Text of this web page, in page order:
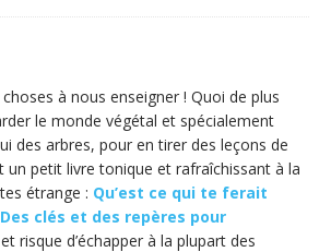
à nous enseigner ! Quoi de plus
le monde végétal et spécialement
des arbres, pour en tirer des leçons de
un petit livre tonique et rafraîchissant à la
étrange : Qu’est ce qui te ferait
clés et des repères pour
et risque d’échapper à la plupart des